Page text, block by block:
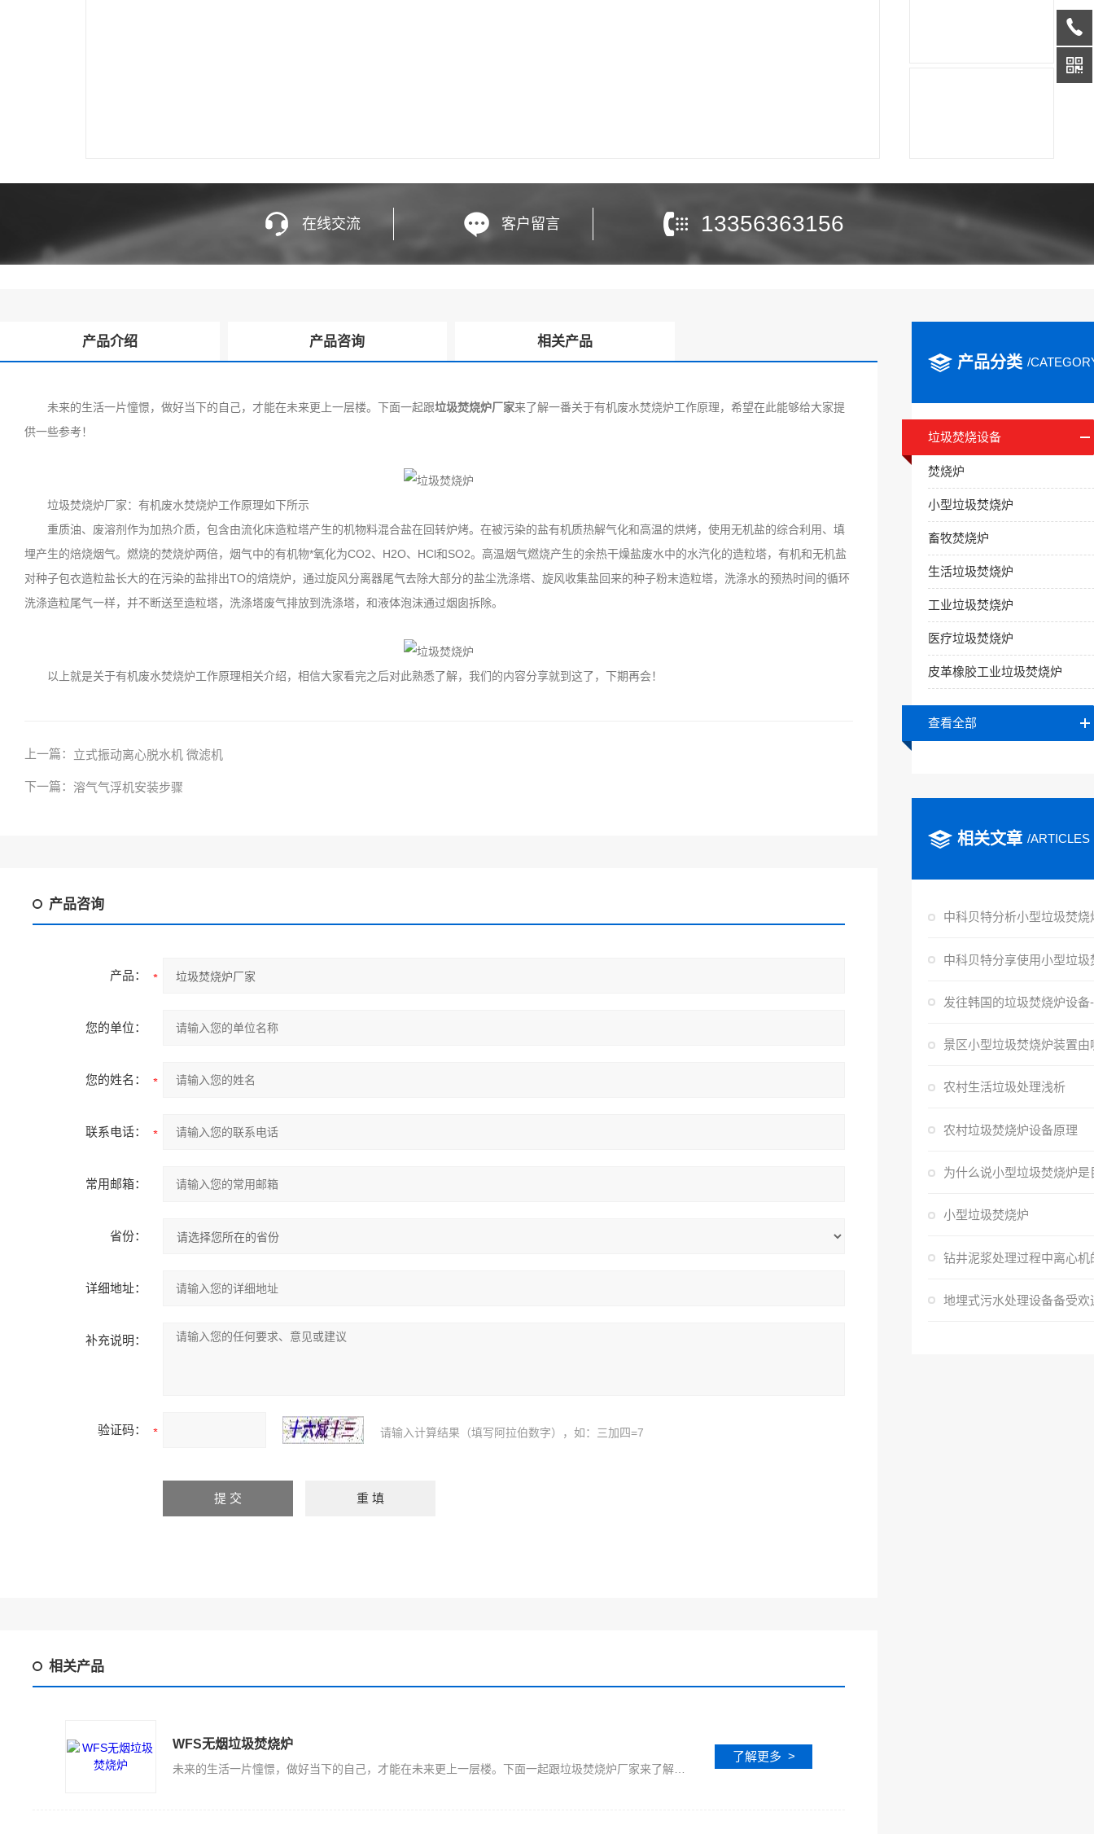
在线交流 客户留言 13356363156
产品介绍 产品咨询 相关产品
未来的生活一片憧憬，做好当下的自己，才能在未来更上一层楼。下面一起跟垃圾焚烧炉厂家来了解一番关于有机废水焚烧炉工作原理，希望在此能够给大家提
供一些参考！
垃圾焚烧炉厂家：有机废水焚烧炉工作原理如下所示
重质油、废溶剂作为加热介质，包含由流化床造粒塔产生的机物料混合盐在回转炉烤。在被污染的盐有机质热解气化和高温的烘烤，使用无机盐的综合利用、填
埋产生的焙烧烟气。燃烧的焚烧炉两倍，烟气中的有机物*氧化为CO2、H2O、HCl和SO2。高温烟气燃烧产生的余热干燥盐废水中的水汽化的造粒塔，有机和无机盐
对种子包衣造粒盐长大的在污染的盐排出TO的焙烧炉，通过旋风分离器尾气去除大部分的盐尘洗涤塔、旋风收集盐回来的种子粉末造粒塔，洗涤水的预热时间的循环
洗涤造粒尾气一样，并不断送至造粒塔，洗涤塔废气排放到洗涤塔，和液体泡沫通过烟囱拆除。
以上就是关于有机废水焚烧炉工作原理相关介绍，相信大家看完之后对此熟悉了解，我们的内容分享就到这了，下期再会！
上一篇： 立式振动离心脱水机 微滤机
下一篇： 溶气气浮机安装步骤
产品咨询
产品：
您的单位：
您的姓名：
联系电话：
常用邮箱：
省份：
详细地址：
补充说明：
验证码： 请输入计算结果（填写阿拉伯数字），如：三加四=7
相关产品
WFS无烟垃圾焚烧炉
了解更多 >
产品分类 /
垃圾焚烧设备
焚烧炉
小型垃圾焚烧炉
畜牧焚烧炉
生活垃圾焚烧炉
工业垃圾焚烧炉
医疗垃圾焚烧炉
皮革橡胶工业垃圾焚烧炉
查看全部
相关文章 /ARTICLES
农村生活垃圾处理浅析
农村垃圾焚烧炉设备原理
小型垃圾焚烧炉